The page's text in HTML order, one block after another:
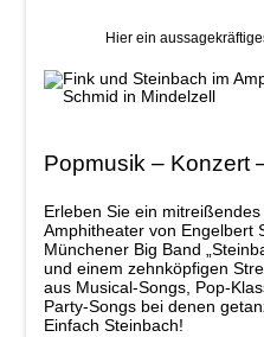
Hier ein
Popmusik – Konzert
Erleben Sie ein
Amphitheater von Engelbert
Münchener Big Band
und einem zehnköpfigen
aus Musical-Songs, Pop-
Party-Songs bei denen
Einfach Steinbach!